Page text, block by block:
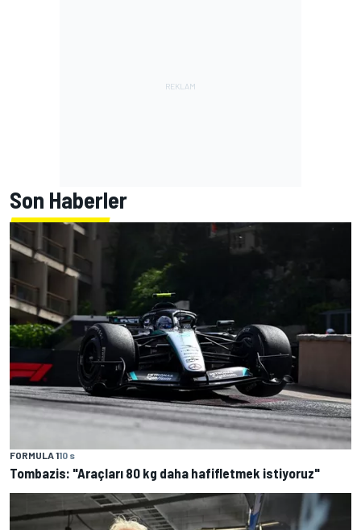
Son Haberler
FORMULA 110 s
Tombazis: "Araçları 80 kg daha hafifletmek istiyoruz"